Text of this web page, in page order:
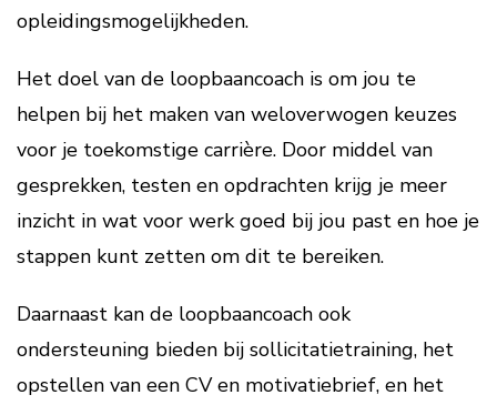
opleidingsmogelijkheden.
Het doel van de loopbaancoach is om jou te
helpen bij het maken van weloverwogen keuzes
voor je toekomstige carrière. Door middel van
gesprekken, testen en opdrachten krijg je meer
inzicht in wat voor werk goed bij jou past en hoe je
stappen kunt zetten om dit te bereiken.
Daarnaast kan de loopbaancoach ook
ondersteuning bieden bij sollicitatietraining, het
opstellen van een CV en motivatiebrief, en het